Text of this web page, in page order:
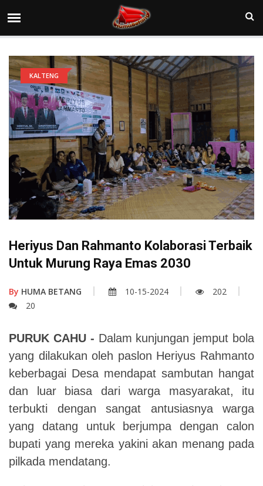
KALTENG
Heriyus Dan Rahmanto Kolaborasi Terbaik
Untuk Murung Raya Emas 2030
By HUMA BETANG 10-15-2024
202
20
PURUK CAHU - Dalam kunjungan jemput bola
yang dilakukan oleh paslon Heriyus Rahmanto
keberbagai Desa mendapat sambutan hangat
dan luar biasa dari warga masyarakat, itu
terbukti dengan sangat antusiasnya warga
yang datang untuk berjumpa dengan calon
bupati yang mereka yakini akan menang pada
pilkada mendatang.